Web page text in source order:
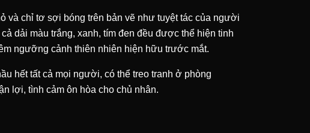
và chỉ tơ sợi bóng trên bản vẽ như tuyệt tác của người
dải màu trắng, xanh, tím đen đều được thể hiện tinh
ngưỡng cảnh thiên nhiên hiện hữu trước mắt.
hết tất cả mọi người, có thể treo tranh ở phòng
lợi, tình cảm ôn hòa cho chủ nhân.